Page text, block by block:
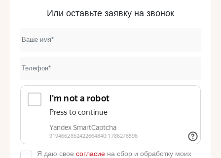
Или оставьте заявку на звонок
Я даю свое согласие на сбор и обработку моих